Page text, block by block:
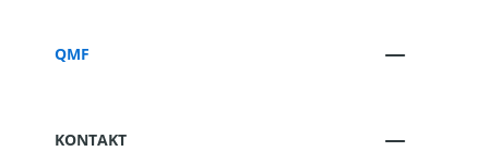
QMF
KONTAKT